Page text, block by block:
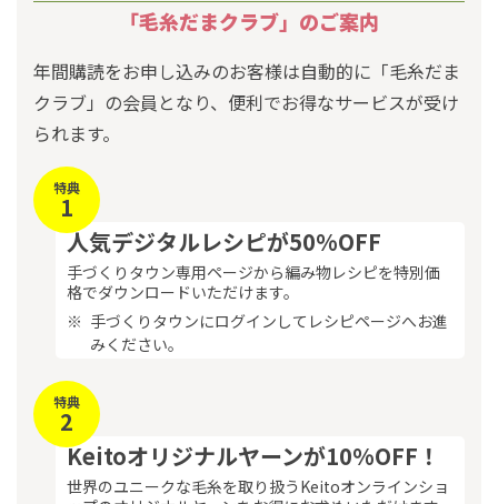
「毛糸だまクラブ」のご案内
年間購読をお申し込みのお客様は自動的に「毛糸だま
クラブ」の会員となり、便利でお得なサービスが受け
られます。
特典
1
人気デジタルレシピが50%OFF
手づくりタウン専用ページから編み物レシピを特別価
格でダウンロードいただけます。
手づくりタウンにログインしてレシピページへお進
みください。
特典
2
Keitoオリジナルヤーンが10%OFF！
世界のユニークな毛糸を取り扱うKeitoオンラインショ